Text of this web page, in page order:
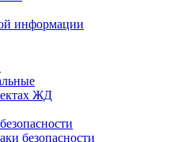
информации
ЖД
безопасности